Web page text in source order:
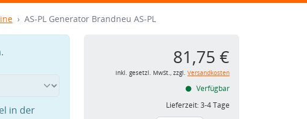
AS-PL Generator Brandneu AS-PL
in der
81,75 €
inkl. gesetzl. MwSt., zzgl. Versandkosten
Verfügbar
Lieferzeit:3-4 Tage